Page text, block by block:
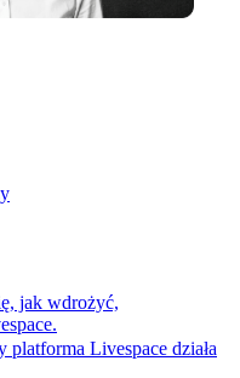
jak wdrożyć,
platforma Livespace działa